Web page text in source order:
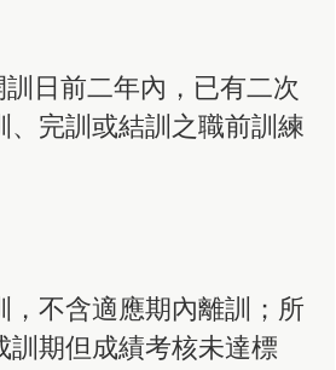
日前二年內，已有二次
、完訓或結訓之職前訓練
不含適應期內離訓；所
訓期但成績考核未達標